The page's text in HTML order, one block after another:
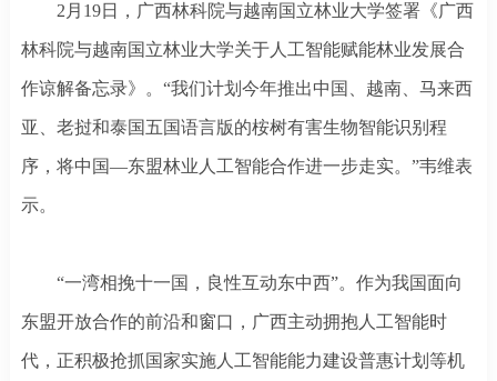
2月19日，广西林科院与越南国立林业大学签署《广西
林科院与越南国立林业大学关于人工智能赋能林业发展合
作谅解备忘录》。“我们计划今年推出中国、越南、马来西
亚、老挝和泰国五国语言版的桉树有害生物智能识别程
序，将中国—东盟林业人工智能合作进一步走实。”韦维表
示。
“一湾相挽十一国，良性互动东中西”。作为我国面向
东盟开放合作的前沿和窗口，广西主动拥抱人工智能时
代，正积极抢抓国家实施人工智能能力建设普惠计划等机